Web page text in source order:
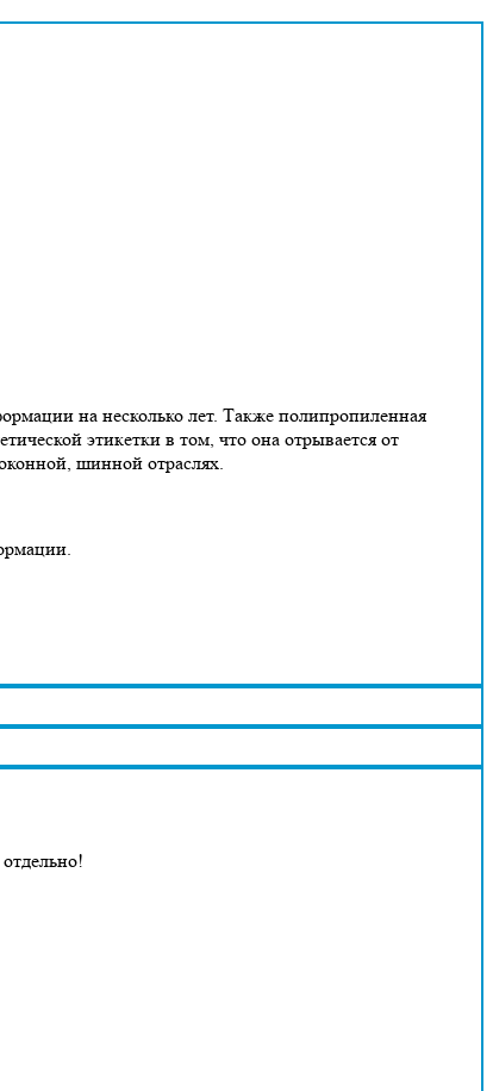
на несколько лет. Также полипропиленная
этикетки в том, что она отрывается от
шинной отраслях.